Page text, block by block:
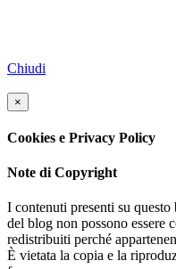
Chiudi
×
Cookies e Privacy Policy
Note di Copyright
I contenuti presenti su
del blog non possono
redistribuiti perché
È vietata la copia e la